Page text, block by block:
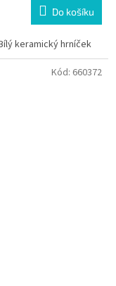
Do košíku
keramický hrníček
Kód: 660372